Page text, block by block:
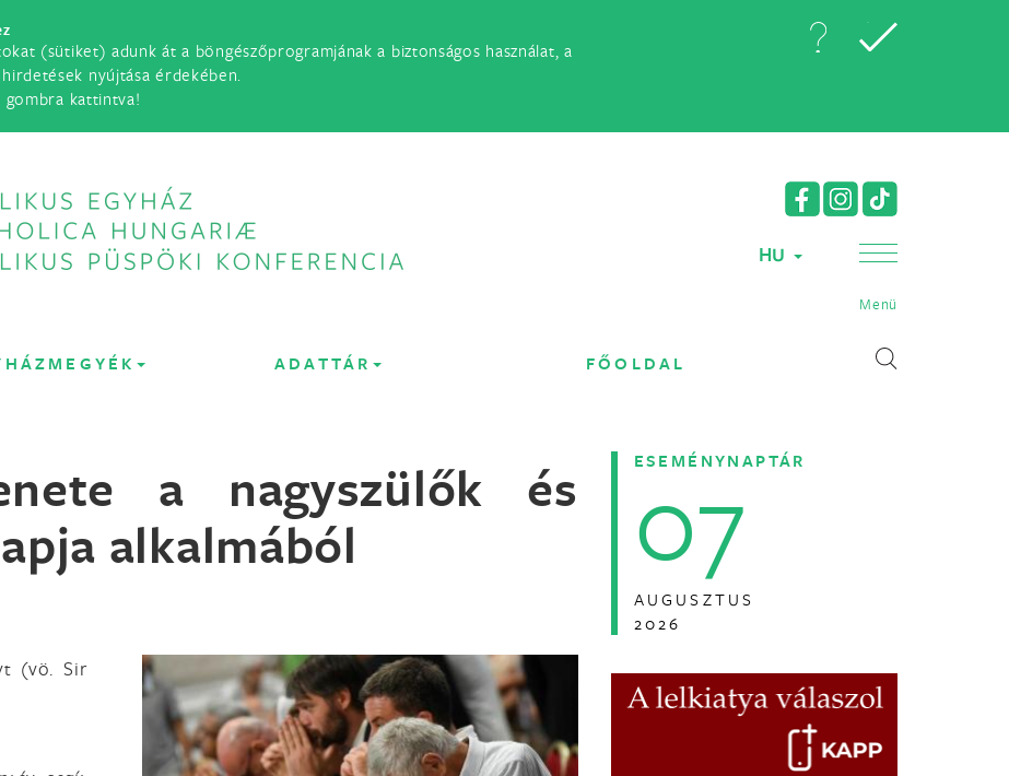
(sütiket) adunk át a böngészőprogramjának a biztonságos használat, a
nyújtása érdekében.
gombra kattintva!
HU
Menü
ADATTÁR FŐOLDAL
a nagyszülők és
alkalmából
(vö. Sir
ESEMÉNYNAPTÁR
07
AUGUSZTUS
2026